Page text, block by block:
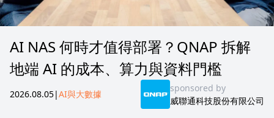
AI NAS 何時才值得部署？QNAP 拆解
地端 AI 的成本、算力與資料門檻
2026.08.05|AI與大數據
sponsored by
威聯通科技股份有限公司